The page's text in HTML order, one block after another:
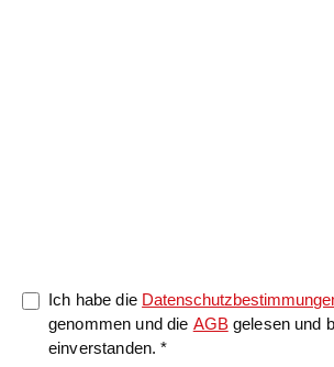
Ich habe die
genommen und die AGBgelesen und
einverstanden. *